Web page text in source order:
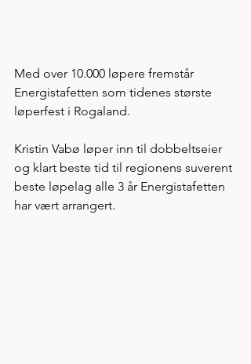
Med over 10.000 løpere fremstår
Energistafetten som tidenes største
løperfest i Rogaland.
Kristin Vabø løper inn til dobbeltseier
og klart beste tid til regionens suverent
beste løpelag alle 3 år Energistafetten
har vært arrangert.